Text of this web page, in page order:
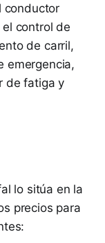
conductor
control de
de carril,
emergencia,
de fatiga y
lo sitúa en la
precios para